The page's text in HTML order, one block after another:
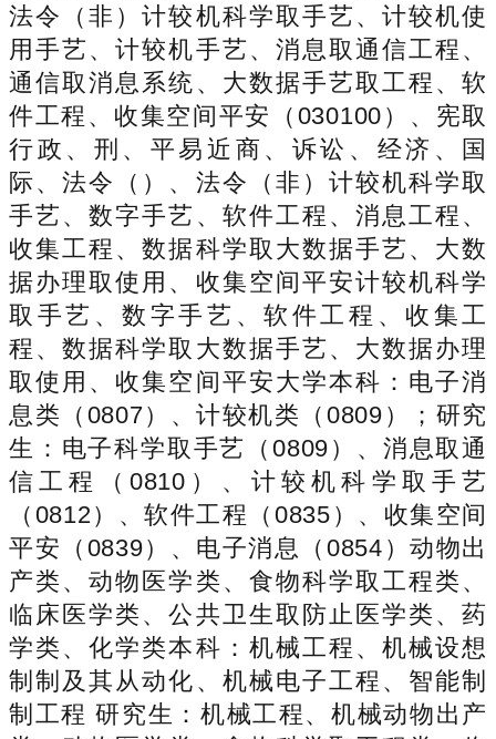
法令（非）计较机科学取手艺、计较机使
用手艺、计较机手艺、消息取通信工程、
通信取消息系统、大数据手艺取工程、软
件工程、收集空间平安（030100）、宪取
行政、刑、平易近商、诉讼、经济、国
际、法令（）、法令（非）计较机科学取
手艺、数字手艺、软件工程、消息工程、
收集工程、数据科学取大数据手艺、大数
据办理取使用、收集空间平安计较机科学
取手艺、数字手艺、软件工程、收集工
程、数据科学取大数据手艺、大数据办理
取使用、收集空间平安大学本科：电子消
息类（0807）、计较机类（0809）；研究
生：电子科学取手艺（0809）、消息取通
信工程（0810）、计较机科学取手艺
（0812）、软件工程（0835）、收集空间
平安（0839）、电子消息（0854）动物出
产类、动物医学类、食物科学取工程类、
临床医学类、公共卫生取防止医学类、药
学类、化学类本科：机械工程、机械设想
制制及其从动化、机械电子工程、智能制
制工程 研究生：机械工程、机械动物出产